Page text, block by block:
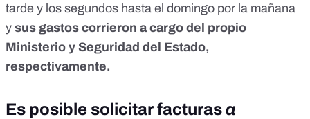
tarde y los segundos hasta el domingo por la mañana
y sus gastos corrieron a cargo del propio
Ministerio y Seguridad del Estado,
respectivamente.
Es posible solicitar facturasa